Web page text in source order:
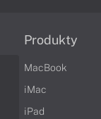
Produkty
MacBook
iMac
iPad